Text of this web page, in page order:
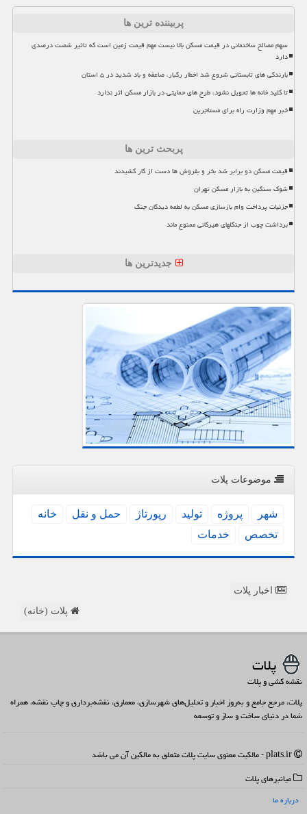
پربیننده ترین ها
سهم مصالح ساختمانی در قیمت مسکن بالا نیست مهم قیمت زمین است که تاثیر شصت درصدی
دارد
بارندگی های تابستانی شروع شد اخطار رگبار، صاعقه و باد شدید در ۵ استان
تا کلید خانه ها تحویل نشود، طرح های حمایتی در بازار مسکن اثر ندارد
خبر مهم وزارت راه برای مستاجرین
پربحث ترین ها
قیمت مسکن دو برابر شد بخر و بفروش ها دست از کار کشیدند
شوک سنگین به بازار مسکن تهران
جزئیات پرداخت وام بازسازی مسکن به لطمه دیدگان جنگ
برداشت چوب از جنگلهای هیرکانی ممنوع ماند
جدیدترین ها
موضوعات پلات
شهر پروژه تولید رپورتاژ حمل و نقل
خانه
تخصص
خدمات
اخبار پلات
پلات (خانه)
پلات
نقشه کشی و پلات
پلات، مرجع جامع و به‌روز اخبار و تحلیل‌های شهرسازی، معماری، نقشه‌برداری و چاپ نقشه، همراه
شما در دنیای ساخت و ساز و توسعه
میانبرهای پلات
درباره ما